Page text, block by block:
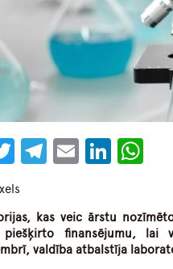
Twitter
Telegram
Email
kas veic ārstu
piešķirto finansējumu, lai
valdība atbalstīja